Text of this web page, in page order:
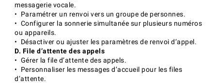
messagerie vocale.
• Paramétrer un renvoi vers un groupe de personnes.
• Configurer la sonnerie simultanée sur plusieurs numéros
ou appareils.
• Désactiver ou ajuster les paramètres de renvoi d’appel.
D. File d’attente des appels
• Gérer la file d’attente des appels.
• Personnaliser les messages d’accueil pour les files
d’attente.